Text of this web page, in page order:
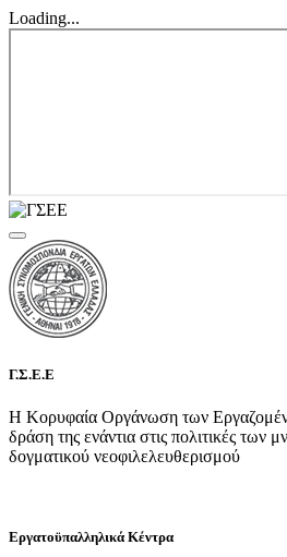
Loading...
Γ.Σ.Ε.Ε
Η Κορυφαία Οργάνωση των
δράση της ενάντια στις πολιτικές των
δογματικού νεοφιλελευθερισμού
Εργατοϋπαλληλικά Κέντρα